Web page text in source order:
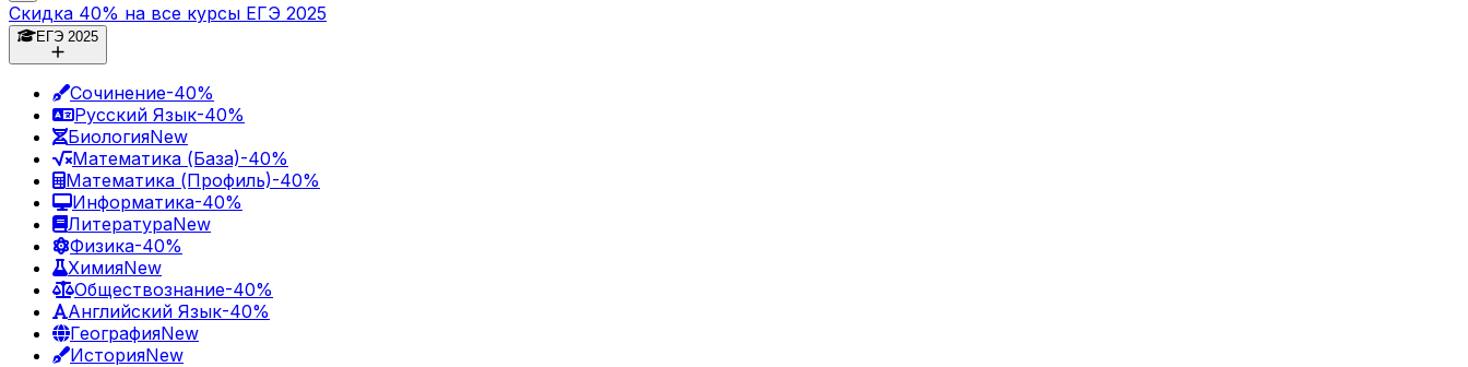
Скидка 40% на все курсы ЕГЭ 2025
ЕГЭ 2025
Сочинение-40%
Русский Язык-40%
БиологияNew
Математика (База)-40%
Математика (Профиль)-40%
Информатика-40%
ЛитератураNew
Физика-40%
ХимияNew
Обществознание-40%
Английский Язык-40%
ГеографияNew
ИсторияNew